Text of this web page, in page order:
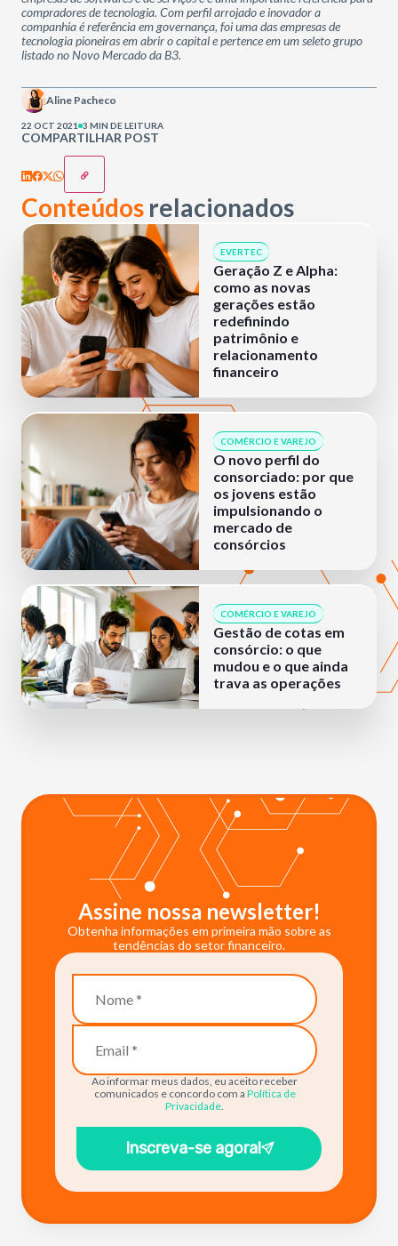
compradores de tecnologia. Com perfil arrojado e inovador a
companhia é referência em governança, foi uma das empresas de
tecnologia pioneiras em abrir o capital e pertence em um seleto grupo
listado no Novo Mercado da B3.
COMPARTILHAR POST
Aline Pacheco
22 OCT 2021 3 MIN DE LEITURA
Conteúdos relacionados
EVERTEC
Geração Z e Alpha:
como as novas
gerações estão
redefinindo
patrimônio e
relacionamento
financeiro
COMÉRCIO E VAREJO
O novo perfil do
consorciado: por que
os jovens estão
impulsionando o
mercado de
consórcios
COMÉRCIO E VAREJO
Gestão de cotas em
consórcio: o que
mudou e o que ainda
trava as operações
Assine nossa newsletter!
Obtenha informações em primeira mão sobre as
tendências do setor financeiro.
Ao informar meus dados, eu aceito receber
comunicados e concordo com a Política de
Privacidade.
Inscreva-se agora!